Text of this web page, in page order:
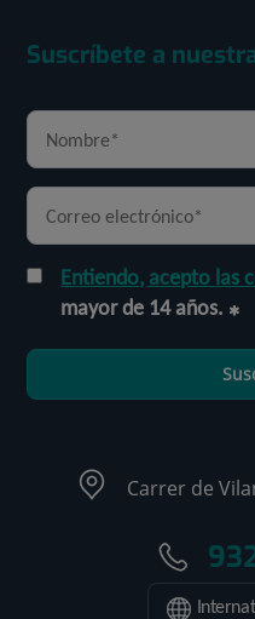
Suscríbete a
Entiendo, acepto las
mayor de 14 años.
Carrer de